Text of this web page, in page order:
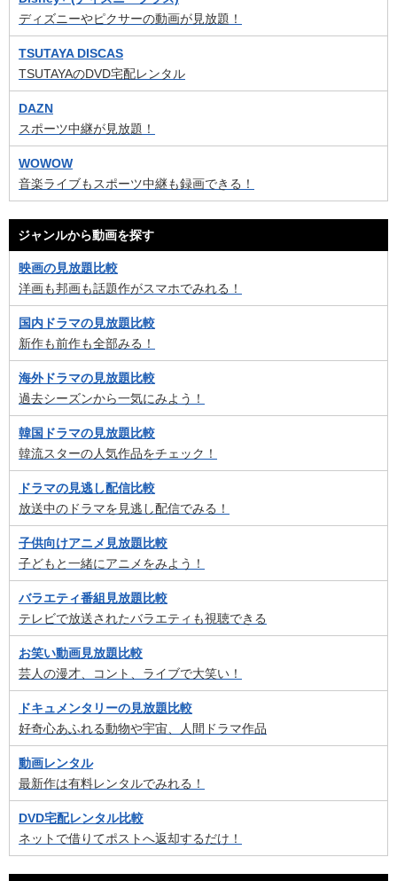
ディズニーやピクサーの動画が見放題！
TSUTAYA DISCAS
TSUTAYAのDVD宅配レンタル
DAZN
スポーツ中継が見放題！
WOWOW
音楽ライブもスポーツ中継も録画できる！
ジャンルから動画を探す
映画の見放題比較
洋画も邦画も話題作がスマホでみれる！
国内ドラマの見放題比較
新作も前作も全部みる！
海外ドラマの見放題比較
過去シーズンから一気にみよう！
韓国ドラマの見放題比較
韓流スターの人気作品をチェック！
ドラマの見逃し配信比較
放送中のドラマを見逃し配信でみる！
子供向けアニメ見放題比較
子どもと一緒にアニメをみよう！
バラエティ番組見放題比較
テレビで放送されたバラエティも視聴できる
お笑い動画見放題比較
芸人の漫才、コント、ライブで大笑い！
ドキュメンタリーの見放題比較
好奇心あふれる動物や宇宙、人間ドラマ作品
動画レンタル
最新作は有料レンタルでみれる！
DVD宅配レンタル比較
ネットで借りてポストへ返却するだけ！